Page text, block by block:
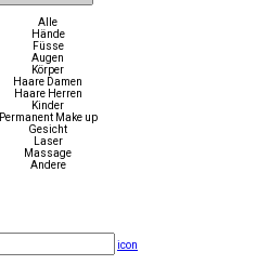
Alle
Hände
Füsse
Augen
Körper
Haare Damen
Haare Herren
Kinder
Permanent Make up
Gesicht
Laser
Massage
Andere
icon